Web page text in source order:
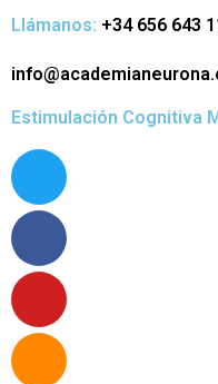
Llámanos: +34 656 643
Estimulación Cognitiva